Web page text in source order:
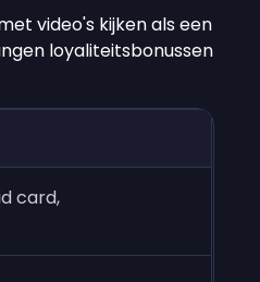
video's kijken als een
loyaliteitsbonussen
card,